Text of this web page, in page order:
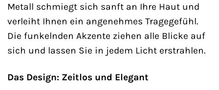
Metall schmiegt sich sanft an Ihre Haut und
verleiht Ihnen ein angenehmes Tragegefühl.
Die funkelnden Akzente ziehen alle Blicke auf
sich und lassen Sie in jedem Licht erstrahlen.
Das Design: Zeitlos und Elegant